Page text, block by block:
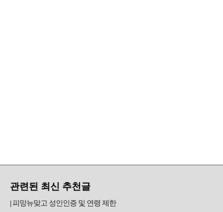
관련된 최신 추천글
피망뉴맞고 성인인증 및 연령 제한